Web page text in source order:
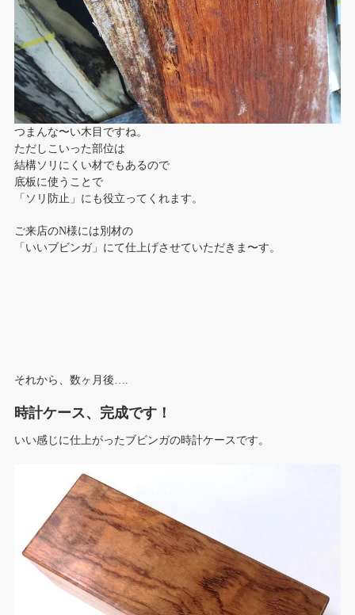
つまんな〜い木目ですね。
ただしこいった部位は
結構ソリにくい材でもあるので
底板に使うことで
「ソリ防止」にも役立ってくれます。
ご来店のN様には別材の
「いいブビンガ」にて仕上げさせていただきま〜す。
それから、数ヶ月後….
時計ケース、完成です！
いい感じに仕上がったブビンガの時計ケースです。